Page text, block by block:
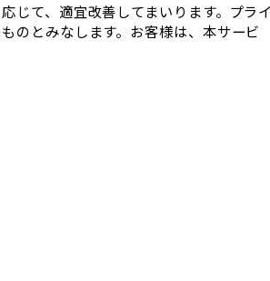
じて、適宜改善してまいります。プライ
のとみなします。お客様は、本サービ